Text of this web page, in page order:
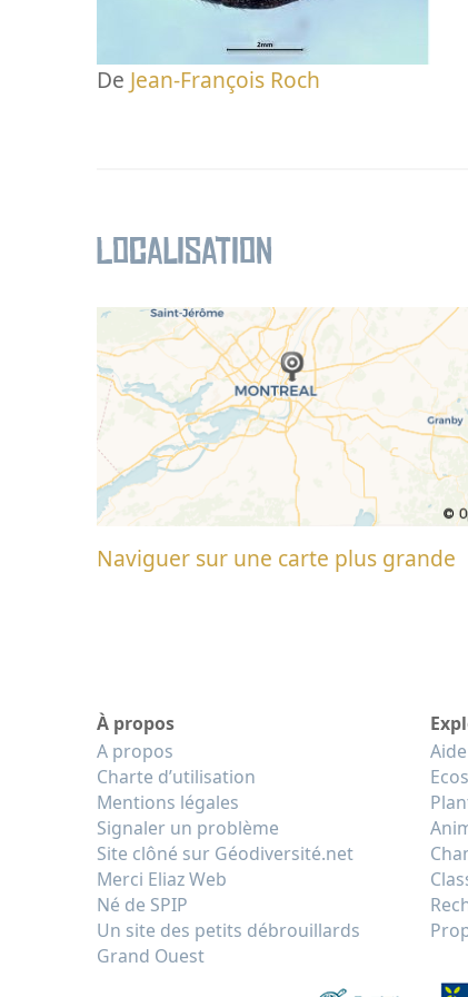
De Jean-François Roch
Localisation
Naviguer sur une carte plus grande
À propos
A propos
Charte d’utilisation
Mentions légales
Signaler un problème
Site clôné sur Géodiversité.net
Merci Eliaz Web
Né de SPIP
Un site des petits débrouillards
Grand Ouest
Aide